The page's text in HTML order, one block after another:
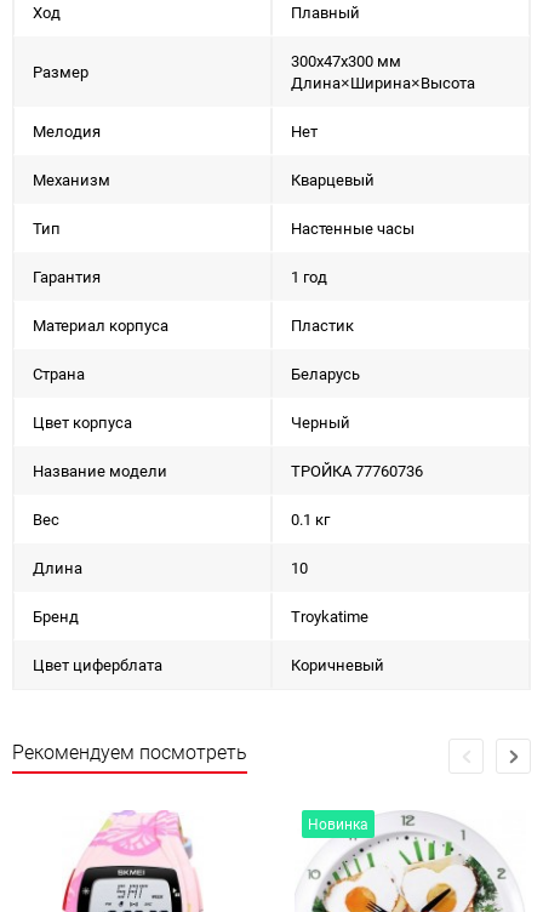
Ход Плавный
Размер
300x47x300 мм
Длина×Ширина×Высота
Мелодия Нет
Механизм Кварцевый
Тип Настенные часы
Гарантия 1 год
Материал корпуса Пластик
Страна Беларусь
Цвет корпуса Черный
Название модели ТРОЙКА 77760736
Вес 0.1 кг
Длина 10
Бренд Troykatime
Цвет циферблата Коричневый
Рекомендуем посмотреть
Новинка